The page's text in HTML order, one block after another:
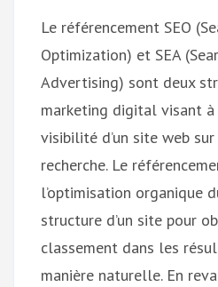
Le référencement SEO
Optimization) et SEA
Advertising) sont deux
marketing digital visant
visibilité d’un site web
recherche. Le
l’optimisation organique
structure d’un site pour
classement dans les
manière naturelle. En